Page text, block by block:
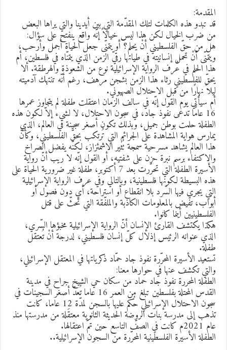
تبدو هذه الكلمات لتلك المقدّمة التي بين أيدينا والتي يراها البعض
ضرب الخيال لكن هذا ليس خيالاً إنّه واقع ينفتح على سؤال:
من حقّ الفلسطيني أنْ يحلم؟ أو يتمنّى جعل الحياة أجمل وأرحب،
أنْ تحمل إنسانيته في طياتها رقيّ الزمن الذي يتمنّاه في فلسطين، أم
الحلم في عُرف الرواية الإسرائيلية نوع من الشعوذة والهرطقة. ألا
للفلسطيني رثاء هذا الزمن بشجن مرهف، رغم أنّه تنتهك آدميته
نهارًا من قبل الاحتلال الصهيوني.
سيأتي يوم القول إنّه في سالف الزمان اعتقلت طفلة لم يتجاوز عمرها
16 عامًا تدعى نفوذ جاد، في سجون الاحتلال، لا لشيء إلاّ لكون هذه
حلمت بوطن جميل، وبذلك تكون أصغر سجينة في العالم، الذي
هواية المشاهدة على الجرائم التي تُرتكب بحقّ الفلسطيني، وكأنّ
العالم يشاهد مسرحية سمجة تُثير الاشمئزاز، لكنّه يفضل الصراخ
برسم نبرة حزن على شفتيه، أو القول إنّه لا ريب أنّ رواية
الأسيرة الطفلة التي تحرّرت بعد 7 أكتوبر، طفلة غير ضرورية الحياة على
البسيطة لكونها فلسطينية، وبالتالي وفي عرف الرواية الإسرائيلية
يجري فيها السّرد بلا انقطاع أو استراحة، أي دون فصول أو
تفيض بالمعلومات الكاذبة والملفّقة التي تحثّ على قتل
أينما كانوا.
يكتشف القارئ الإنسان أنّ الرواية الإسرائيلية مخبؤها السّري،
عنوانه الرئيس إذلال كلّ إنسان فلسطيني، لدرجة أنْ تُعتقل
الأسيرة المحرّرة نفوذ جاد حمّاد ذكرياتها في المعتقل الإسرائيلي،
تكشف عنها في حوارها معنا:
المحررة نفوذ جاد حماد من سكان حي الشيخ جراح في مدينة
القدس المحتلة بفلسطين تبلغ من العمر 16 عاما تُعدّ أصغر السجينات في
سجون الاحتلال الإسرائيلي حُكم عليها بالسجن لمدّة 12 عاما، كانت
إلى مدرسة بنات الروضة الحديثة الثانوية معتقَلة من مدرستها منذ
الأسيرة الفلسطينية المحرّرة من السجون الإسرائيلية..